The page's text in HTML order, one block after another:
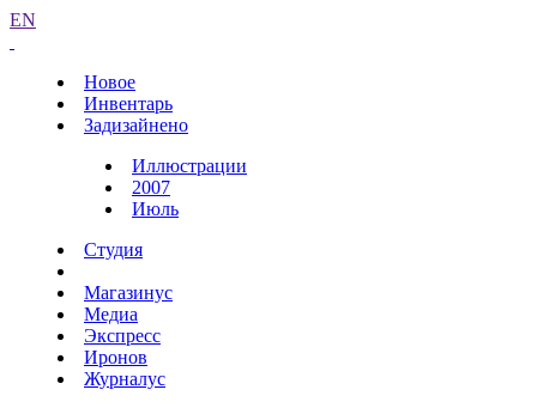
EN
Новое
Инвентарь
Задизайнено
Иллюстрации
2007
Июль
Студия
Магазинус
Медиа
Экспресс
Иронов
Журналус